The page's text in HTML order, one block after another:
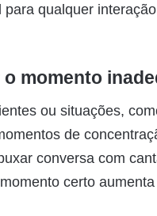
para qualquer
momento
ou situações,
de
conversa com
certo